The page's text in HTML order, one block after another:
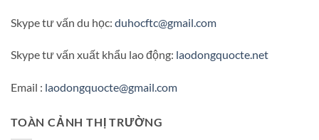
Skype tư vấn du học: duhocftc@gmail.com
Skype tư vấn xuất khẩu lao động: laodongquocte.net
Email : laodongquocte@gmail.com
TOÀN CẢNH THỊ TRƯỜNG